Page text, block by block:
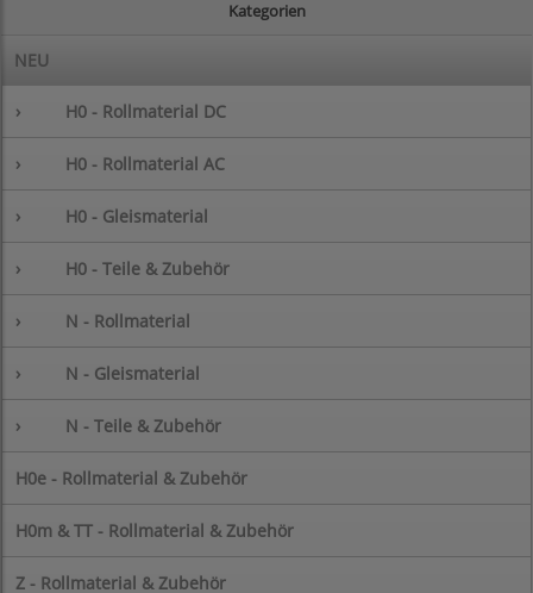
Kategorien
NEU
› H0 - Rollmaterial DC
› H0 - Rollmaterial AC
› H0 - Gleismaterial
› H0 - Teile & Zubehör
› N - Rollmaterial
› N - Gleismaterial
› N - Teile & Zubehör
H0e - Rollmaterial & Zubehör
H0m & TT - Rollmaterial & Zubehör
Z - Rollmaterial & Zubehör